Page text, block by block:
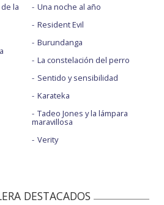
la
Una noche al año
Resident Evil
Burundanga
La constelación del perro
Sentido y sensibilidad
Karateka
Tadeo Jones y la lámpara
maravillosa
Verity
DESTACADOS